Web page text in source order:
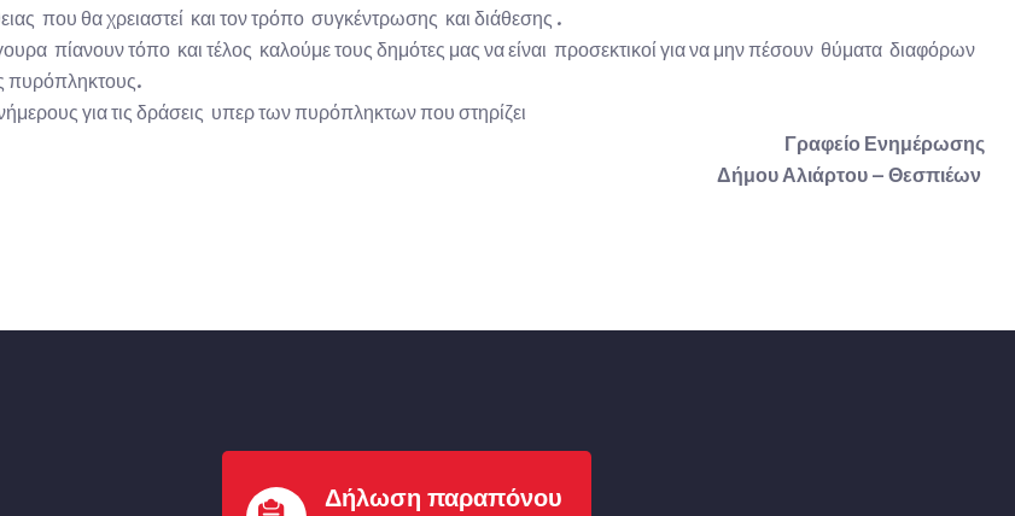
που θα χρειαστεί και τον τρόπο συγκέντρωσης και διάθεσης .
πίανουν τόπο και τέλος καλούμε τους δημότες μας να είναι προσεκτικοί για να μην πέσουν θύματα διαφόρων
πυρόπληκτους.
για τις δράσεις υπερ των πυρόπληκτων που στηρίζει
Γραφείο Ενημέρωσης
Δήμου Αλιάρτου – Θεσπιέων
Δήλωση παραπόνου